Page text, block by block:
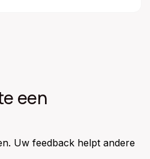
een
Uw feedback helpt andere